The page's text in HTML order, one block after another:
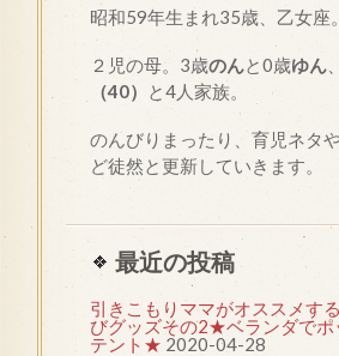
昭和59年生まれ35歳、乙女座。
２児の母。3歳のんと0歳ゆん
（40）
と4人家族。
のんびりまったり、育児ネタ
ど徒然と更新していきます。
最近の投稿
引きこもりママがオススメす
びグッズその2★ベランダでポ
テント★ 2020-04-28